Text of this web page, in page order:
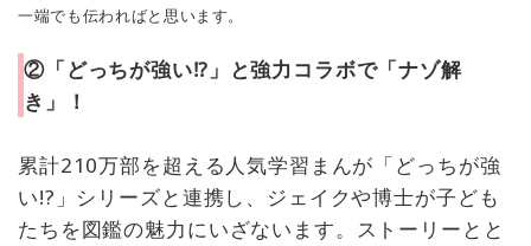
一端でも伝わればと思います。
②「どっちが強い⁉」と強力コラボで「ナゾ解
き」！
累計210万部を超える人気学習まんが「どっちが強
い!?」シリーズと連携し、ジェイクや博士が子ども
たちを図鑑の魅力にいざないます。ストーリーとと